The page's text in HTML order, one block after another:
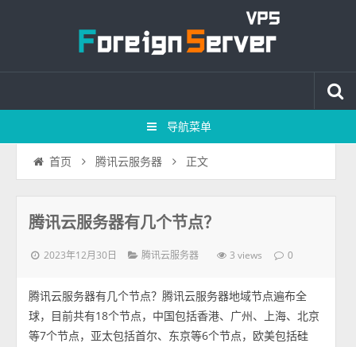
导航菜单
首页 腾讯云服务器 正文
腾讯云服务器有几个节点？
2023年12月30日 腾讯云服务器 3 views 0
腾讯云服务器有几个节点？腾讯云服务器地域节点遍布全
球，目前共有18个节点，中国包括香港、广州、上海、北京
等7个节点，亚太包括首尔、东京等6个节点，欧美包括硅